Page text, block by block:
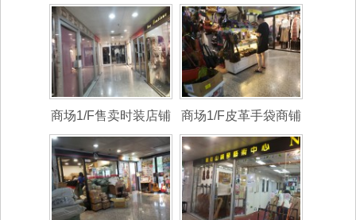
商场1/F售卖时装店铺 商场1/F皮革手袋商铺